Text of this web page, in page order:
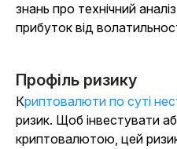
знань про технічний
прибуток від
Профіль ризику
Криптовалюти по суті
ризик. Щоб інвестувати
криптовалютою, цей